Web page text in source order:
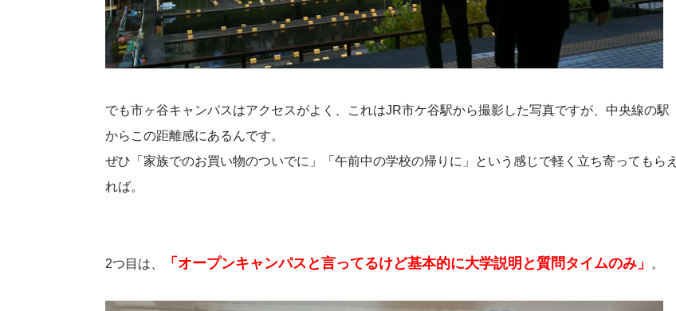
でも市ヶ谷キャンパスはアクセスがよく、これはJR市ケ谷駅から撮影した写真ですが、中央線の駅
からこの距離感にあるんです。
ぜひ「家族でのお買い物のついでに」「午前中の学校の帰りに」という感じで軽く立ち寄ってもらえ
れば。
2つ目は、 「オープンキャンパスと言ってるけど基本的に大学説明と質問タイムのみ」 。